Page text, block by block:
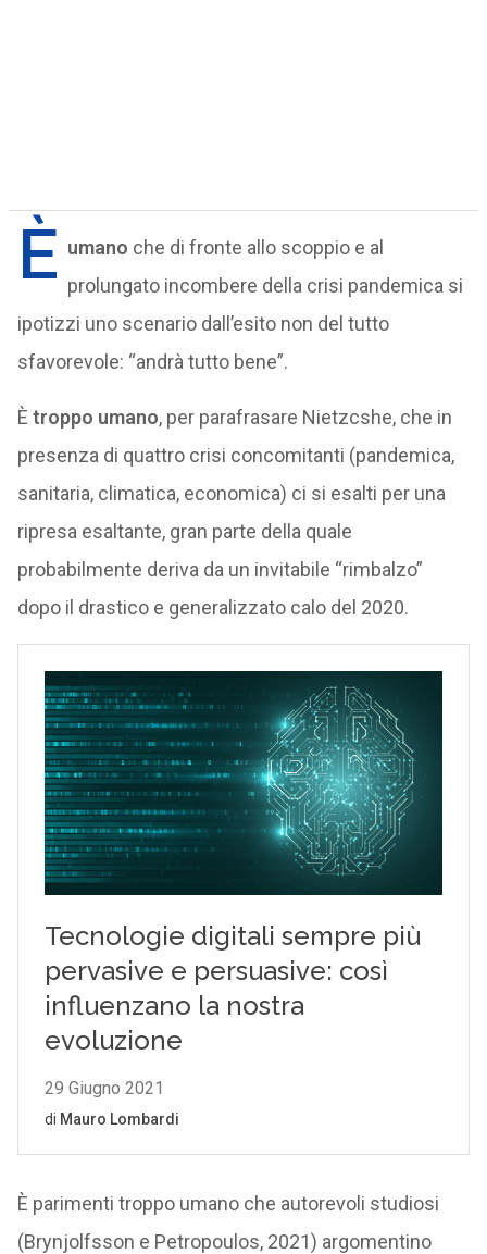
È umano che di fronte allo scoppio e al
prolungato incombere della crisi pandemica si
ipotizzi uno scenario dall’esito non del tutto
sfavorevole: “andrà tutto bene”.
È troppo umano, per parafrasare Nietzcshe, che in
presenza di quattro crisi concomitanti (pandemica,
sanitaria, climatica, economica) ci si esalti per una
ripresa esaltante, gran parte della quale
probabilmente deriva da un invitabile “rimbalzo”
dopo il drastico e generalizzato calo del 2020.
È parimenti troppo umano che autorevoli studiosi
(Brynjolfsson e Petropoulos, 2021) argomentino